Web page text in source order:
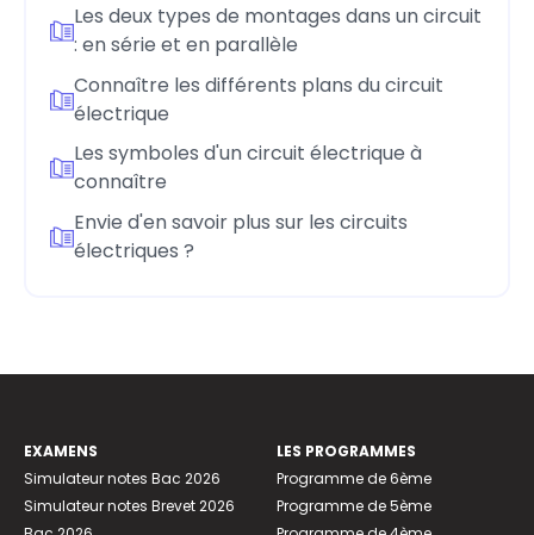
Les deux types de montages dans un circuit
: en série et en parallèle
Connaître les différents plans du circuit
électrique
Les symboles d'un circuit électrique à
connaître
Envie d'en savoir plus sur les circuits
électriques ?
EXAMENS
Simulateur notes Bac 2026
Simulateur notes Brevet 2026
LES PROGRAMMES
Programme de 6ème
Programme de 5ème